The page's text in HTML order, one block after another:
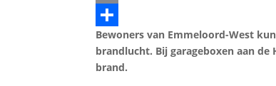
Email
Delen
Bewoners van Emmeloord-West
brandlucht. Bij garageboxen aan
brand.